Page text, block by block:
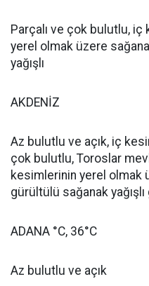
Parçalı ve çok bulutlu,
yerel olmak üzere
yağışlı
AKDENİZ
Az bulutlu ve açık, iç
çok bulutlu, Toroslar
kesimlerinin yerel olmak
gürültülü sağanak
ADANA °C, 36°C
Az bulutlu ve açık